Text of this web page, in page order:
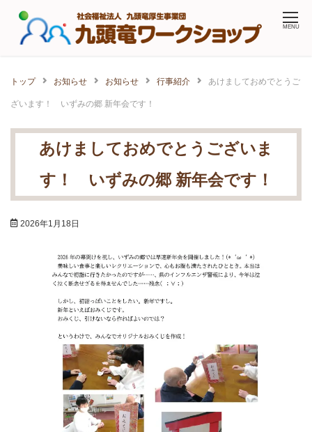
Skip
MENU
トップ お知らせ お知らせ 行事紹介 あけましておめでとうご
ざいます！ いずみの郷 新年会です！
あけましておめでとうございま
す！ いずみの郷 新年会です！
2026年1月18日